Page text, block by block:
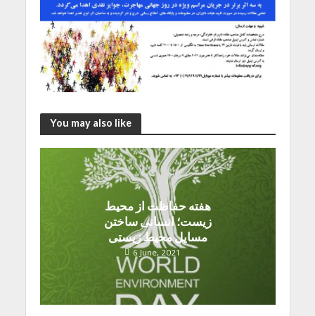
You may also like
هفته حفاظت از محیط
زیست؛ انسانی ساختن
مسایل محیط زیستی
6 June, 2021